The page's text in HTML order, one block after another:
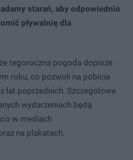
starań, aby odpowiednio
pływalnię dla
tegoroczna pogoda dopisze
roku, co pozwoli na pobicie
lat poprzednich. Szczegółowe
wydarzeniach będą
w mediach
na plakatach.